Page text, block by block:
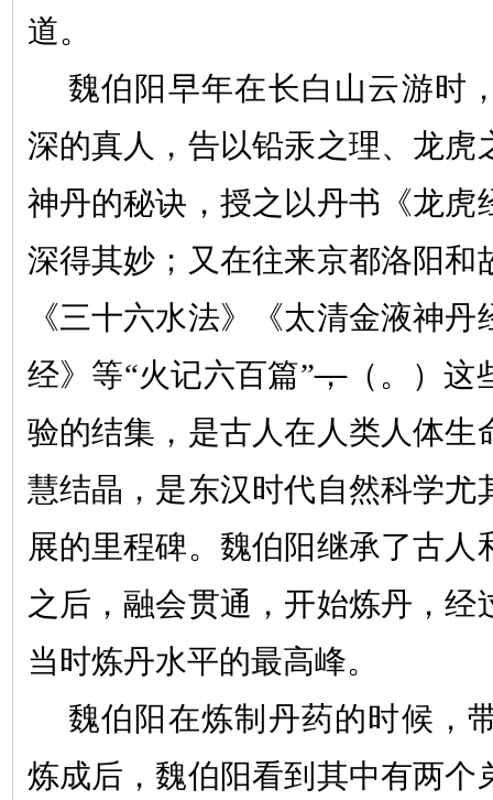
道。
魏伯阳早年在长白山云游时
深的真人，告以铅汞之理、龙虎
神丹的秘诀，授之以丹书《龙虎
深得其妙；又在往来京都洛阳和
《三十六水法》《太清金液神
经》等“火记六百篇”，（。）这
验的结集，是古人在人类人体生
慧结晶，是东汉时代自然科学尤
展的里程碑。魏伯阳继承了古人
之后，融会贯通，开始炼丹 ，
当时炼丹水平的最高峰。
魏伯阳在炼制丹药的时候，
炼成后，魏伯阳看到其中有两个